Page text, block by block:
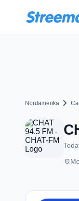
Nordamerika chevron_right
place